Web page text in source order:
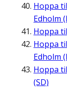
Hoppa
Edholm
Hoppa
Hoppa
Edholm
Hoppa
(SD)